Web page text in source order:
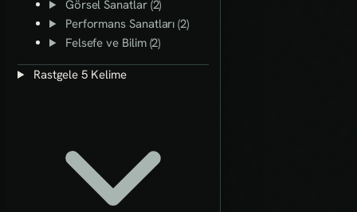
Görsel Sanatlar (2)
Performans Sanatları (2)
Felsefe ve Bilim (2)
Rastgele 5 Kelime